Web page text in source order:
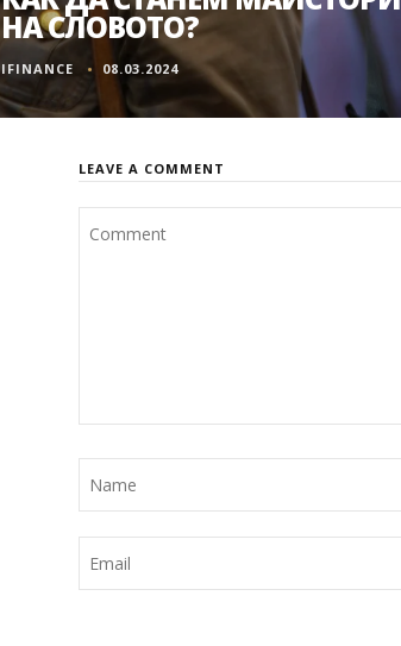
НА СЛОВОТО?
IFINANCE 08.03.2024
LEAVE A COMMENT